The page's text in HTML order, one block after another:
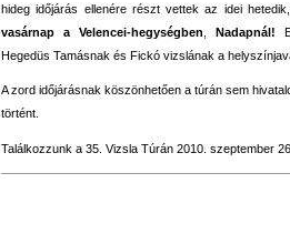
hideg időjárás ellenére részt vettek az idei
vasárnap a Velencei-hegységben
Nadapnál!
Hegedüs Tamásnak és Fickó vizslának a
A zord időjárásnak köszönhetően a túrán sem
történt.
Találkozzunk a 35. Vizsla Túrán 2010. szeptember